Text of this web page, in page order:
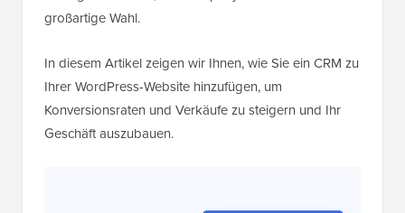
großartige Wahl.
In diesem Artikel zeigen wir Ihnen, wie Sie ein CRM zu
Ihrer WordPress-Website hinzufügen, um
Konversionsraten und Verkäufe zu steigern und Ihr
Geschäft auszubauen.